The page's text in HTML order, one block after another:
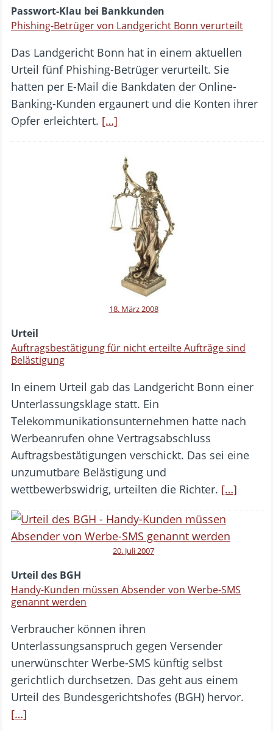
Passwort-Klau bei Bankkunden
Phishing-Betrüger von Landgericht Bonn verurteilt
Das Landgericht Bonn hat in einem aktuellen
Urteil fünf Phishing-Betrüger verurteilt. Sie
hatten per E-Mail die Bankdaten der Online-
Banking-Kunden ergaunert und die Konten ihrer
Opfer erleichtert. […]
18. März 2008
Urteil
Auftragsbestätigung für nicht erteilte Aufträge sind
Belästigung
In einem Urteil gab das Landgericht Bonn einer
Unterlassungsklage statt. Ein
Telekommunikationsunternehmen hatte nach
Werbeanrufen ohne Vertragsabschluss
Auftragsbestätigungen verschickt. Das sei eine
unzumutbare Belästigung und
wettbewerbswidrig, urteilten die Richter. […]
20. Juli 2007
Urteil des BGH
Handy-Kunden müssen Absender von Werbe-SMS
genannt werden
Verbraucher können ihren
Unterlassungsanspruch gegen Versender
unerwünschter Werbe-SMS künftig selbst
gerichtlich durchsetzen. Das geht aus einem
Urteil des Bundesgerichtshofes (BGH) hervor.
[…]